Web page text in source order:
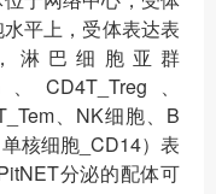
平上，受体表达表
淋巴细胞亚群
CD4T_Treg、
、NK细胞、B
核细胞_CD14）表
分泌的配体可